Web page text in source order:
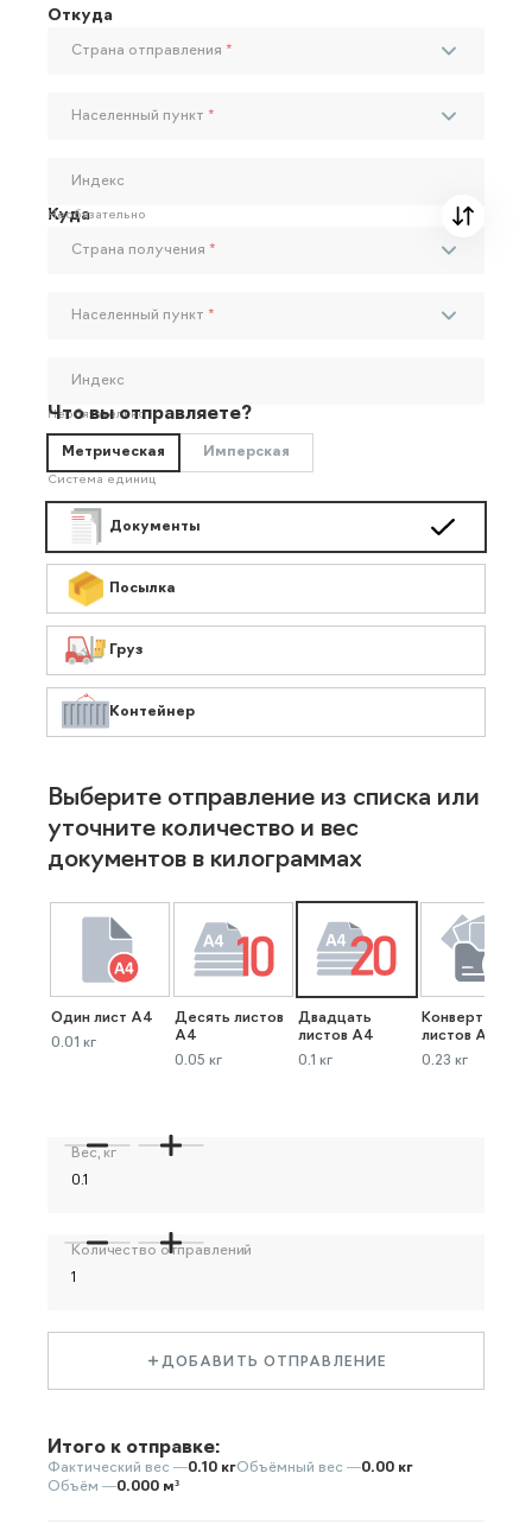
Откуда
Страна отправления *
Населенный пункт *
Индекс
Необязательно
Куда
Страна получения *
Населенный пункт *
Индекс
Необязательно
Что вы отправляете?
Метрическая Имперская
Система единиц
Документы
Посылка
Груз
Контейнер
Выберите отправление из списка или
уточните количество и вес
документов в килограммах
Один лист А4
0.01 кг
Десять листов
А4
0.05 кг
Двадцать
листов А4
0.1 кг
Конверт до 40
листов А4
0.23 кг
Вес, кг
Количество отправлений
ДОБАВИТЬ ОТПРАВЛЕНИЕ
Итого к отправке:
Фактический вес —0.10 кгОбъёмный вес —0.00 кг
Объём —0.000 м³